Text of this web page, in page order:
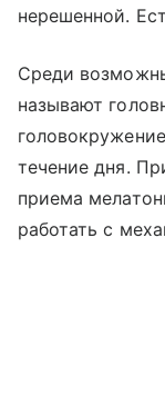
нерешенной.
Среди
называют
течение дня.
приема
работать с